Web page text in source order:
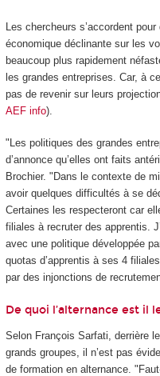
Les chercheurs s’accordent
économique déclinante sur les
beaucoup plus rapidement
les grandes entreprises. Car, à
pas de revenir sur leurs
AEF info).
"Les politiques des grandes
d’annonce qu’elles ont faits
Brochier. "Dans le contexte de
avoir quelques difficultés à se
Certaines les respecteront car
filiales à recruter des apprentis.
avec une politique développée
quotas d’apprentis à ses 4
par des injonctions de
De quoi l’alternance est il
Selon François Sarfati, derrière
grands groupes, il n’est pas
de formation en alternance.